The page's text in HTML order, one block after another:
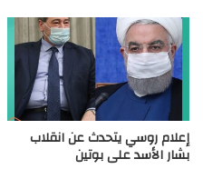
إعلام روسي يتحدث عن انقلاب
بشار الأسد على بوتين